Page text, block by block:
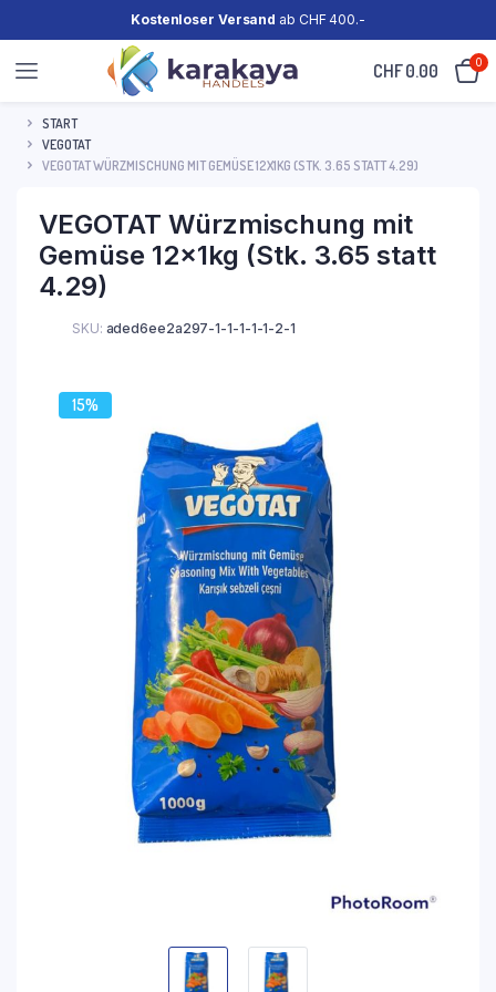
Kostenloser Versand ab CHF 400.-
CHF0.00 0
START
VEGOTAT
VEGOTAT WÜRZMISCHUNG MIT GEMÜSE 12X1KG (STK. 3.65 STATT 4.29)
VEGOTAT Würzmischung mit
Gemüse 12x1kg (Stk. 3.65 statt
4.29)
SKU: aded6ee2a297-1-1-1-1-1-2-1
15%